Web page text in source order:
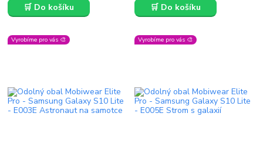
🛒 Do košíku 🛒 Do košíku
Vyrobíme pro vás 🎨 Vyrobíme pro vás 🎨